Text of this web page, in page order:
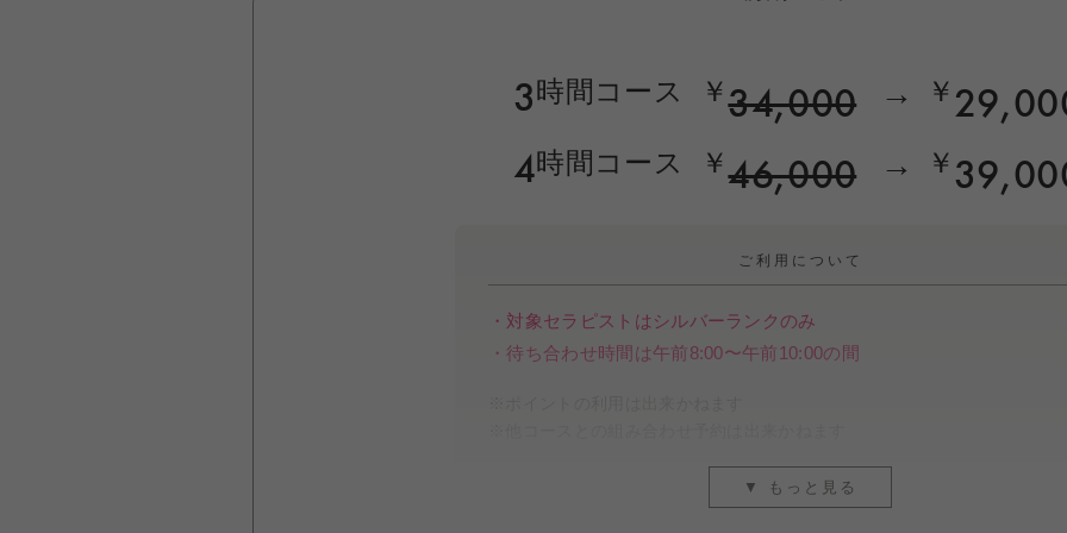
お泊まりコースは19時以降〜のみのご案内となります。また時間以内に最低6時間
※12時間以上をご希望の場合は施術コースとの組み合わせでご利用いただけます。
（ランク指名料はコース毎に発生いたします。）
例）お泊まり14時間をご希望の場合
120分施術コース 12時間お泊まりコース
延長料金
¥
初指名・本指名 合流時
男女2名（ご夫婦やカップル） でご利用いただけるコースです。
※施術の内容に関しましては、コンサルテーション時に担当セラピストとご相談とな
3時間コース ￥34,000 → ￥
4時間コース ￥46,000 → ￥
ご利用について
・対象セラピストはシルバーランクのみ
・待ち合わせ時間は午前8:00〜午前10:00の間